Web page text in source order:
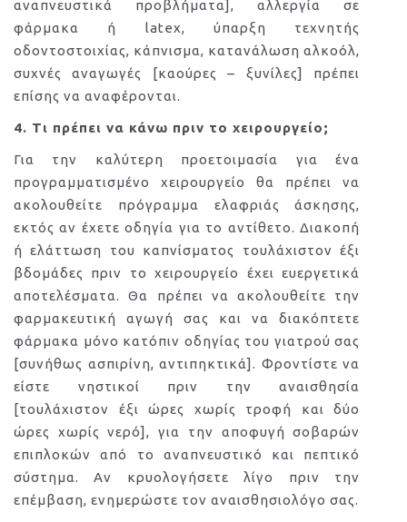
αναπνευστικά προβλήματα], αλλεργία σε
φάρμακα ή latex, ύπαρξη τεχνητής
οδοντοστοιχίας, κάπνισμα, κατανάλωση αλκοόλ,
συχνές αναγωγές [καούρες – ξυνίλες] πρέπει
επίσης να αναφέρονται.
4. Τι πρέπει να κάνω πριν το χειρουργείο;
Για την καλύτερη προετοιμασία για ένα
προγραμματισμένο χειρουργείο θα πρέπει να
ακολουθείτε πρόγραμμα ελαφριάς άσκησης,
εκτός αν έχετε οδηγία για το αντίθετο. Διακοπή
ή ελάττωση του καπνίσματος τουλάχιστον έξι
βδομάδες πριν το χειρουργείο έχει ευεργετικά
αποτελέσματα. Θα πρέπει να ακολουθείτε την
φαρμακευτική αγωγή σας και να διακόπτετε
φάρμακα μόνο κατόπιν οδηγίας του γιατρού σας
[συνήθως ασπιρίνη, αντιπηκτικά]. Φροντίστε να
είστε νηστικοί πριν την αναισθησία
[τουλάχιστον έξι ώρες χωρίς τροφή και δύο
ώρες χωρίς νερό], για την αποφυγή σοβαρών
επιπλοκών από το αναπνευστικό και πεπτικό
σύστημα. Αν κρυολογήσετε λίγο πριν την
επέμβαση, ενημερώστε τον αναισθησιολόγο σας.